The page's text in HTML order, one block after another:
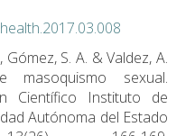
Gómez, S. A. & Valdez, A.
sexual.
Científico Instituto de
Autónoma del Estado